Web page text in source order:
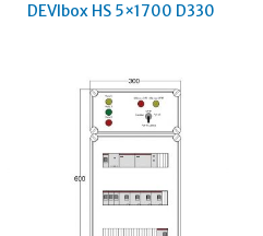
DEVIbox HS 5×1700 D330